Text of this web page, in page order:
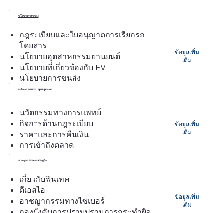
นโยบายการขนส่ง
กฎระเบียบและใบอนุญาตการเรียกรถ
โดยสาร
นโยบายอุตสาหกรรมยานยนต์
นโยบายที่เกี่ยวข้องกับ EV
นโยบายการขนส่ง
ข้อมูลเพิ่ม
เติม
เภสัชกรรมและการดูแลสุขภาพ
นวัตกรรมทางการแพทย์
กิจการด้านกฎระเบียบ
ราคาและการคืนเงิน
การเข้าถึงตลาด
ข้อมูลเพิ่ม
เติม
อาชญากรรมทางเศรษฐกิจ
เกี่ยวกับฟินเทค
ดีเอสไอ
อาชญากรรมทางไซเบอร์
ข้อมูลเพิ่ม
เติม